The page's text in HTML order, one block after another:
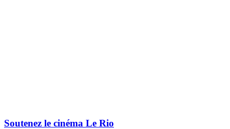
Soutenez le cinéma Le Rio